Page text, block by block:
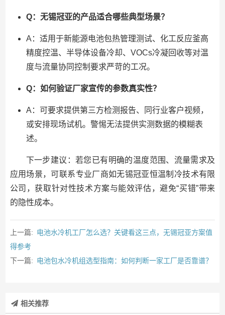
Q：无锡冠亚的产品适合哪些典型场景？
A：适用于新能源电池包热管理测试、化工反应釜高
精度控温、半导体设备冷却、VOCs冷凝回收等对温
度与流量协同控制要求严苛的工况。
Q：如何验证厂家宣传的参数真实性？
A：可要求提供第三方检测报告、同行业客户视频，
或安排现场试机。警惕无法提供实测数据的模糊表
述。
下一步建议：若您已有明确的温度范围、流量需求及
应用场景，可联系专业厂商如无锡冠亚恒温制冷技术有限
公司，获取针对性技术方案与能效评估，避免“买错”带来
的隐性成本。
上一篇: 电池水冷机工厂怎么选？关键看这三点，无锡冠亚方案值
得参考
下一篇: 电池包水冷机组选型指南：如何判断一家工厂是否靠谱？
相关推荐